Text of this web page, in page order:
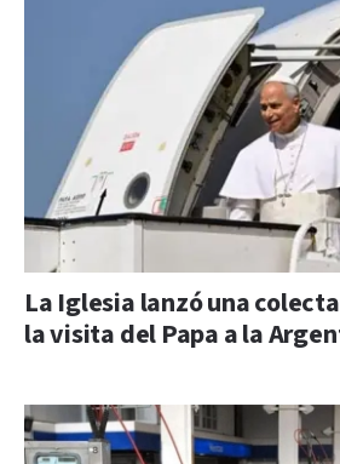
La Iglesia lanzó una
la visita del Papa a la